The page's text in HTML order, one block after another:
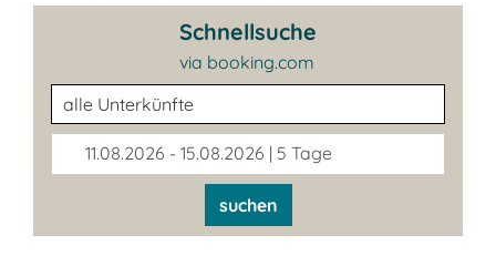
Schnellsuche
via booking.com
Unterkunftsart
11.08.2026 - 15.08.2026 | 5 Tage
suchen